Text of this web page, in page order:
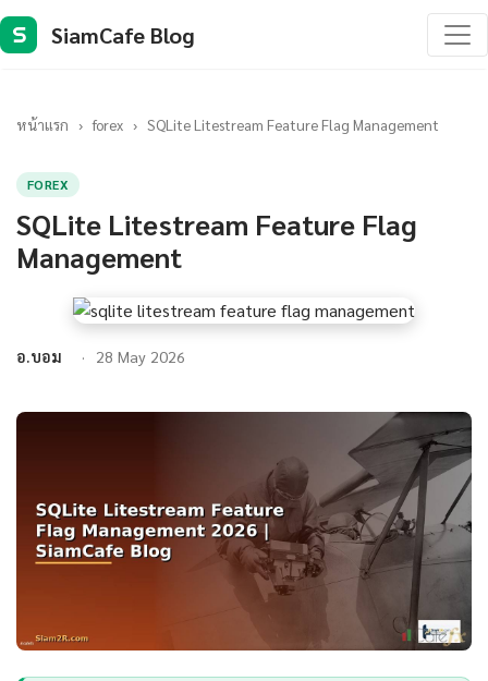
S SiamCafe Blog
หน้าแรก › forex › SQLite Litestream Feature Flag Management
FOREX
SQLite Litestream Feature Flag
Management
อ.บอม 28 May 2026